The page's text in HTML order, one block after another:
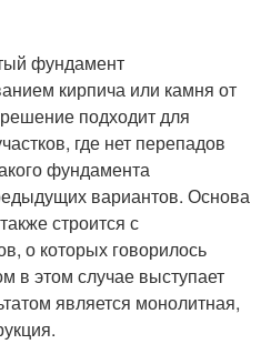
фундамент
кирпича или камня от
подходит для
где нет перепадов
фундамента
вариантов. Основа
строится с
о которых говорилось
в этом случае выступает
является монолитная,